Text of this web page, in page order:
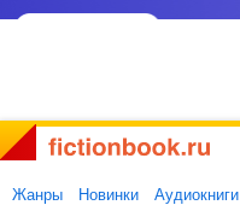
Жанры Новинки Аудиокниги